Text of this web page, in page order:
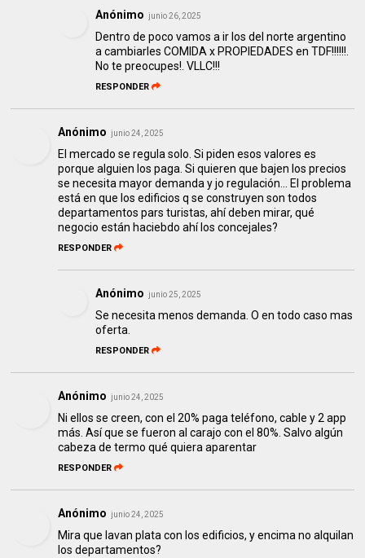
Anónimo junio 26, 2025
Dentro de poco vamos a ir los del norte argentino
a cambiarles COMIDA x PROPIEDADES en TDF!!!!!!.
No te preocupes!. VLLC!!!
RESPONDER
Anónimo junio 24, 2025
El mercado se regula solo. Si piden esos valores es
porque alguien los paga. Si quieren que bajen los precios
se necesita mayor demanda y jo regulación... El problema
está en que los edificios q se construyen son todos
departamentos pars turistas, ahí deben mirar, qué
negocio están haciebdo ahí los concejales?
RESPONDER
Anónimo junio 25, 2025
Se necesita menos demanda. O en todo caso mas
oferta.
RESPONDER
Anónimo junio 24, 2025
Ni ellos se creen, con el 20% paga teléfono, cable y 2 app
más. Así que se fueron al carajo con el 80%. Salvo algún
cabeza de termo qué quiera aparentar
RESPONDER
Anónimo junio 24, 2025
Mira que lavan plata con los edificios, y encima no alquilan
los departamentos?